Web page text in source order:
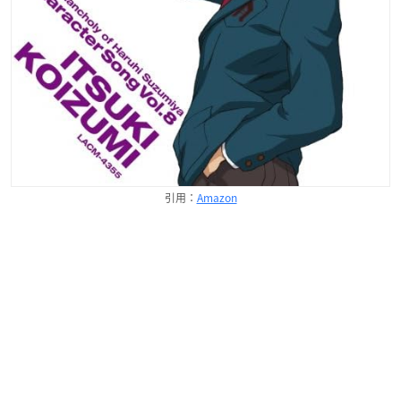
引用： Amazon